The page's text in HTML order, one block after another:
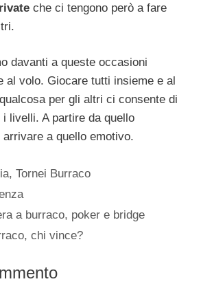
che ci tengono però a fare
davanti a queste occasioni
al volo. Giocare tutti insieme e al
per gli altri ci consente di
livelli. A partire da quello
a quello emotivo.
,Tornei Burraco
a burraco, poker e bridge
chi vince?